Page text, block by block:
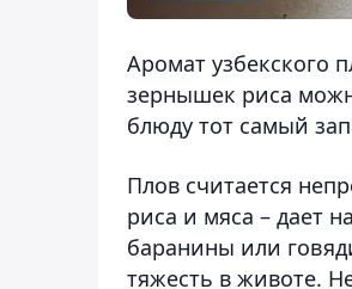
Аромат узбекского
зернышек риса
блюду тот самый
Плов считается
риса и мяса – дает
баранины или
тяжесть в животе.